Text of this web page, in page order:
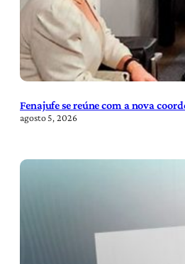
Fenajufe se reúne com a nova
agosto 5, 2026